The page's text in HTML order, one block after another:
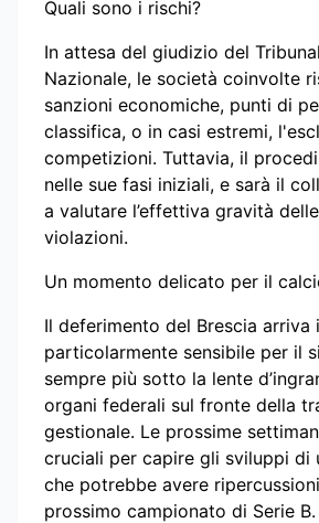
Quali sono i rischi?
In attesa del giudizio del
Nazionale, le società coinvolte
sanzioni economiche, punti di
classifica, o in casi estremi,
competizioni. Tuttavia, il
nelle sue fasi iniziali, e sarà il
a valutare l’effettiva gravità
violazioni.
Un momento delicato per il
Il deferimento del Brescia arriva
particolarmente sensibile per il
sempre più sotto la lente
organi federali sul fronte della
gestionale. Le prossime
cruciali per capire gli sviluppi di
che potrebbe avere
prossimo campionato di Serie B.